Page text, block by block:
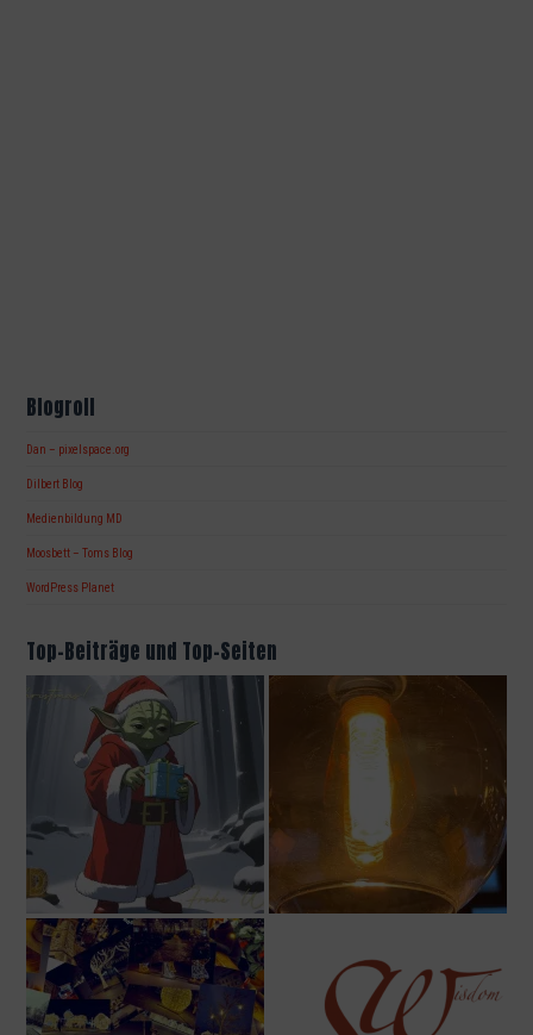
Blogroll
Dan – pixelspace.org
Dilbert Blog
Medienbildung MD
Moosbett – Toms Blog
WordPress Planet
Top-Beiträge und Top-Seiten